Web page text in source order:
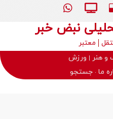
نبض خبر
معتبر
و هنر
ورزش
ما جستجو